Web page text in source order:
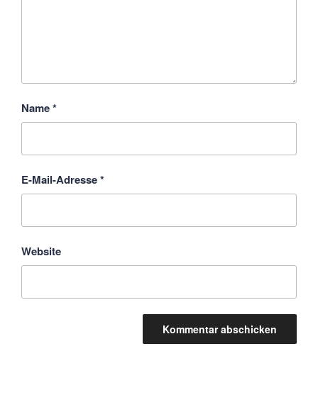
Name*
E-Mail-Adresse*
Website